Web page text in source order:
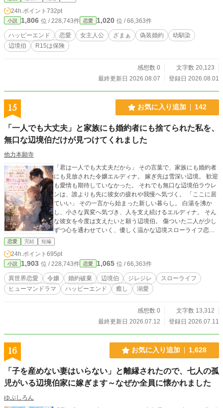
います
24h.ポイント 732pt
小説 1,806 位 / 228,743件 恋愛 1,020 位 / 66,363件
ハッピーエンド 恋愛 女主人公 ざまぁ 偽装婚約
幼馴染
辺境伯
R15は保険
感想数 0
文字数 20,123
最終更新日 2026.08.07
登録日 2026.08.01
15 お気に入り追加 142
「一人でも大丈夫」と家族にも婚約者にも捨てられた私を、
無口な辺境伯だけが見つけてくれました
他力本願寺
「君は一人でも大丈夫だから」 その言葉で、家族にも婚約者
にも見放された令嬢エルディナ。 嫁ぎ先は雪深い辺境。 歓迎
も愛情も期待していなかった。 それでも無口な辺境伯ラウレ
ンは、誰よりも先に彼女の疲れや我慢へ気づく。 「ここに居
ていい」 その一言から始まった新しい暮らし。 白湯を沸か
し、小さな異変へ気づき、人を支え続けるエルディナ。 そん
な彼女を今度は支えたいと願う辺境伯。 傷ついた二人が少し
ずつ心を通わせていく、優しく温かな辺境スローライフ恋
愛。
恋愛 完結 短編
24h.ポイント 695pt
小説 1,903 位 / 228,743件 恋愛 1,065 位 / 66,363件
異世界恋愛 令嬢 婚約破棄 辺境伯 ジレジレ
スローライフ
ヒューマンドラマ
ハッピーエンド 癒し 溺愛
感想数 0
文字数 13,312
最終更新日 2026.07.12
登録日 2026.07.11
16 お気に入り追加 1,628
「子を産めない妻はいらない」と離縁されたので、七人の孤
児がいる辺境伯家に嫁ぎます～なぜか全員に懐かれました
ゆぷしろん